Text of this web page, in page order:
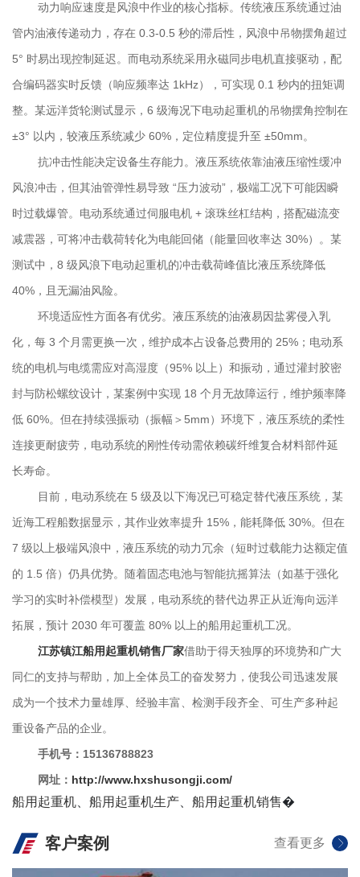
动力响应速度是风浪中作业的核心指标。传统液压系统通过油
管内油液传递动力，存在 0.3-0.5 秒的滞后性，风浪中吊物摆角超过
5° 时易出现控制延迟。而电动系统采用永磁同步电机直接驱动，配
合编码器实时反馈（响应频率达 1kHz），可实现 0.1 秒内的扭矩调
整。某远洋货轮测试显示，6 级海况下电动起重机的吊物摆角控制在
±3° 以内，较液压系统减少 60%，定位精度提升至 ±50mm。
抗冲击性能决定设备生存能力。液压系统依靠油液压缩性缓冲
风浪冲击，但其油管弹性易导致 “压力波动”，极端工况下可能因瞬
时过载爆管。电动系统通过伺服电机 + 滚珠丝杠结构，搭配磁流变
减震器，可将冲击载荷转化为电能回储（能量回收率达 30%）。某
测试中，8 级风浪下电动起重机的冲击载荷峰值比液压系统降低
40%，且无漏油风险。
环境适应性方面各有优劣。液压系统的油液易因盐雾侵入乳
化，每 3 个月需更换一次，维护成本占设备总费用的 25%；电动系
统的电机与电缆需应对高湿度（95% 以上）和振动，通过灌封胶密
封与防松螺纹设计，某案例中实现 18 个月无故障运行，维护频率降
低 60%。但在持续强振动（振幅＞5mm）环境下，液压系统的柔性
连接更耐疲劳，电动系统的刚性传动需依赖碳纤维复合材料部件延
长寿命。
目前，电动系统在 5 级及以下海况已可稳定替代液压系统，某
近海工程船数据显示，其作业效率提升 15%，能耗降低 30%。但在
7 级以上极端风浪中，液压系统的动力冗余（短时过载能力达额定值
的 1.5 倍）仍具优势。随着固态电池与智能抗摇算法（如基于强化
学习的实时补偿模型）发展，电动系统的替代边界正从近海向远洋
拓展，预计 2030 年可覆盖 80% 以上的船用起重机工况。
江苏镇江船用起重机销售厂家借助于得天独厚的环境势和广大
同仁的支持与帮助，加上全体员工的奋发努力，使我公司迅速发展
成为一个技术力量雄厚、经验丰富、检测手段齐全、可生产多种起
重设备产品的企业。
手机号：15136788823
网址： http://www.hxshusongji.com/
船用起重机 船用起重机生产 船用起重机销售�
客户案例 查看更多